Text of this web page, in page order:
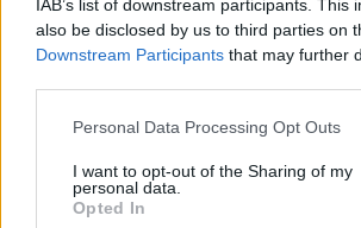
IAB’s list of downstream participants. This
also be disclosed by us to third parties on
Downstream Participants that may further
Personal Data Processing Opt Outs
I want to opt-out of the Sharing of my
personal data.
Opted In
E
T
G
E
T
G
I
L
U
I
U
T
G
T